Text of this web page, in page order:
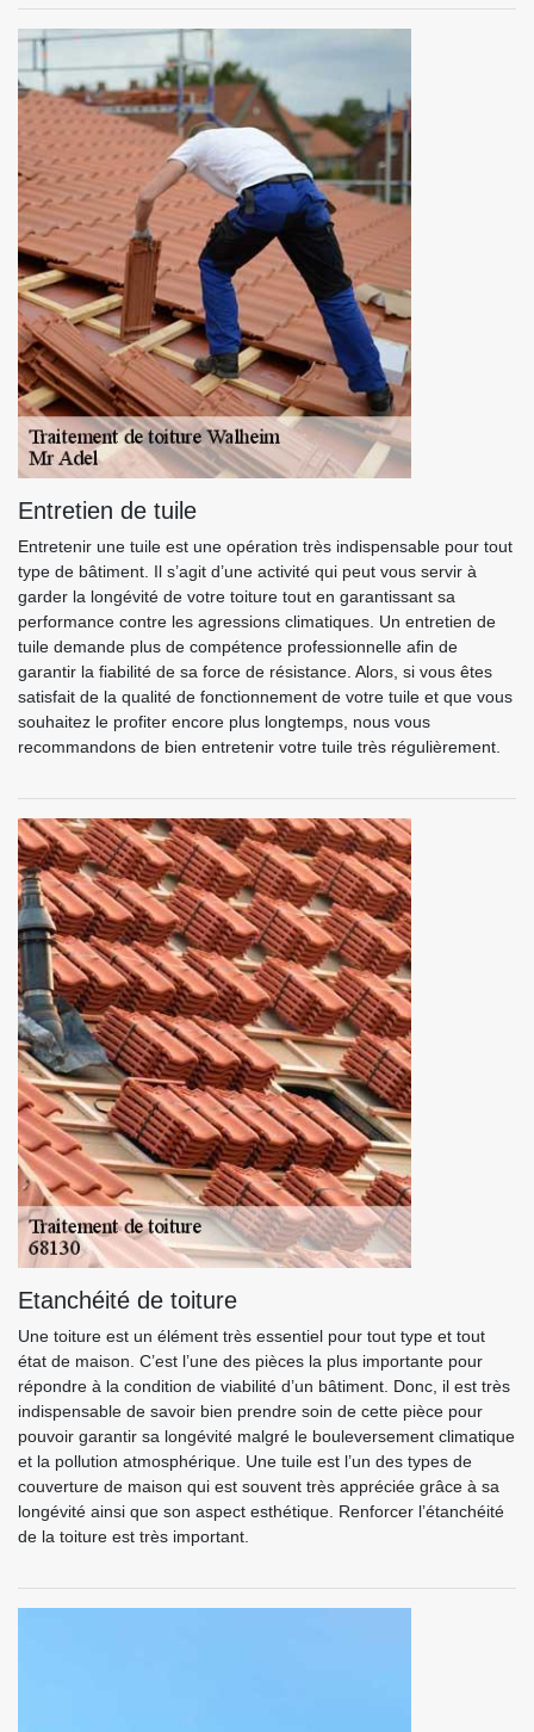
Entretien de tuile
Entretenir une tuile est une opération très indispensable pour tout
type de bâtiment. Il s’agit d’une activité qui peut vous servir à
garder la longévité de votre toiture tout en garantissant sa
performance contre les agressions climatiques. Un entretien de
tuile demande plus de compétence professionnelle afin de
garantir la fiabilité de sa force de résistance. Alors, si vous êtes
satisfait de la qualité de fonctionnement de votre tuile et que vous
souhaitez le profiter encore plus longtemps, nous vous
recommandons de bien entretenir votre tuile très régulièrement.
Etanchéité de toiture
Une toiture est un élément très essentiel pour tout type et tout
état de maison. C’est l’une des pièces la plus importante pour
répondre à la condition de viabilité d’un bâtiment. Donc, il est très
indispensable de savoir bien prendre soin de cette pièce pour
pouvoir garantir sa longévité malgré le bouleversement climatique
et la pollution atmosphérique. Une tuile est l’un des types de
couverture de maison qui est souvent très appréciée grâce à sa
longévité ainsi que son aspect esthétique. Renforcer l’étanchéité
de la toiture est très important.